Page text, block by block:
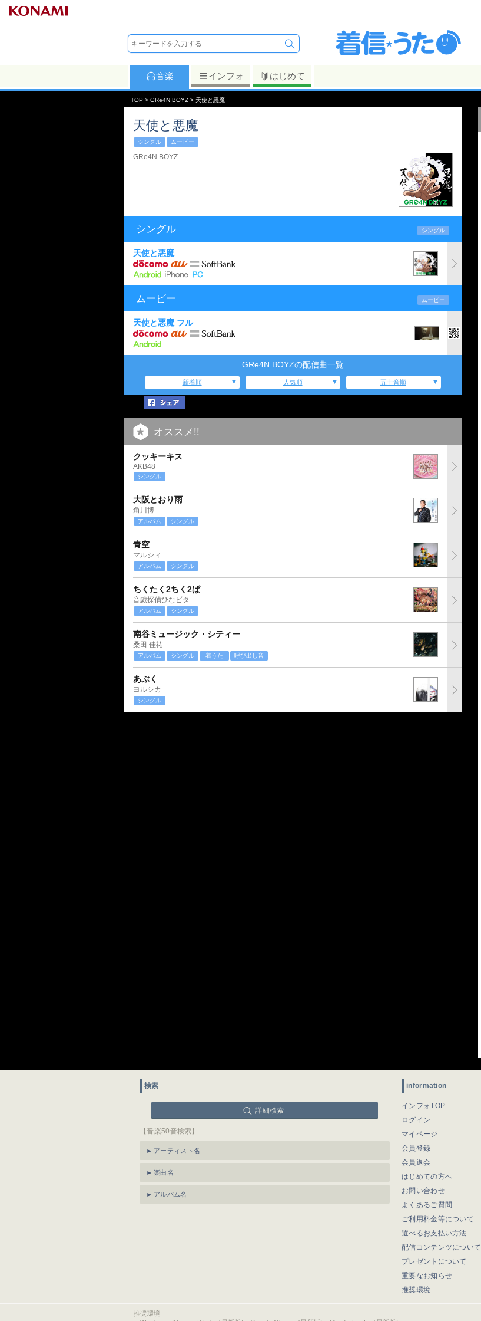
音楽 インフォ はじめて
TOP > GRe4N BOYZ > 天使と悪魔
天使と悪魔
シングル ムービー
GRe4N BOYZ
シングル シングル
天使と悪魔
ムービー ムービー
天使と悪魔 フル
GRe4N BOYZの配信曲一覧
新着順 人気順 五十音順
オススメ!!
クッキーキス
AKB48
シングル
大阪とおり雨
角川博
アルバム シングル
青空
マルシィ
アルバム シングル
ちくたく2ちく2ぱ
音戯探偵ひなビタ
アルバム シングル
南谷ミュージック・シティー
桑田 佳祐
アルバム シングル 着うた 呼び出し音
あぶく
ヨルシカ
シングル
検索
詳細検索
【音楽50音検索】
アーティスト名
楽曲名
アルバム名
information
インフォTOP
ログイン
マイページ
会員登録
会員退会
はじめての方へ
お問い合わせ
よくあるご質問
ご利用料金等について
選べるお支払い方法
配信コンテンツについて
プレゼントについて
重要なお知らせ
推奨環境
推奨環境